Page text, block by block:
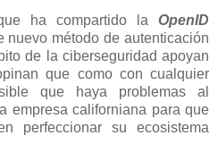
ha compartido la OpenID
nuevo método de autenticación
de la ciberseguridad apoyan
que como con cualquier
que haya problemas al
empresa californiana para que
perfeccionar su ecosistema